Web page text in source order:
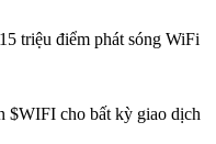
triệu điểm phát sóng WiFi
$WIFI cho bất kỳ giao dịch